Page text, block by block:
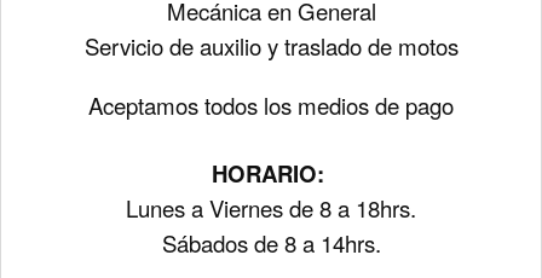
Mecánica en General
Servicio de auxilio y traslado de motos
Aceptamos todos los medios de pago
HORARIO:
Lunes a Viernes de 8 a 18hrs.
Sábados de 8 a 14hrs.